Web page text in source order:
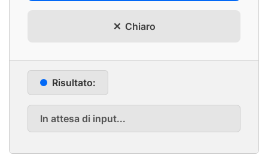
Chiaro
Risultato:
In attesa di input...